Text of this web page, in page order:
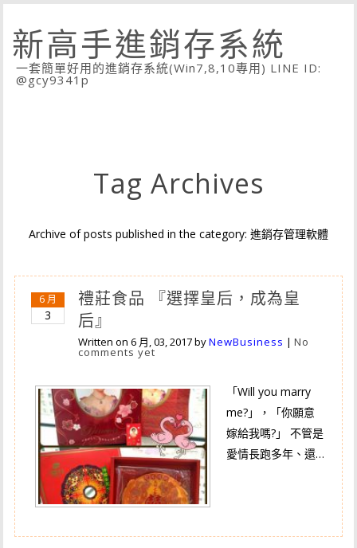
新高手進銷存系統
一套簡單好用的進銷存系統(Win7,8,10專用) LINE ID:
@gcy9341p
Tag Archives
Archive of posts published in the category: 進銷存管理軟體
6 月
3
禮莊食品 『選擇皇后，成為皇
后』
Written on6 月, 03, 2017byNewBusiness |No
comments yet
「Will you marry
me?」，「你願意
嫁給我嗎?」 不管是
愛情長跑多年、還…